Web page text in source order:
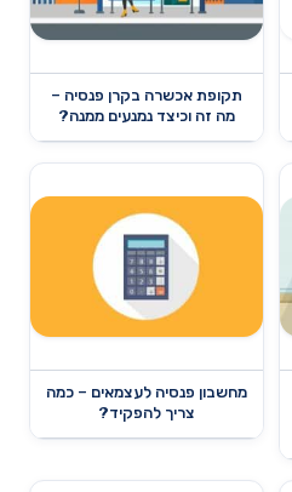
תקופת אכשרה בקרן פנסיה –
מה זה וכיצד נמנעים ממנה?
מחשבון פנסיה לעצמאים – כמה
צריך להפקיד?